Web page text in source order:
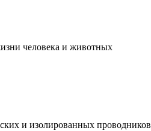
человека и животных
и изолированных проводников